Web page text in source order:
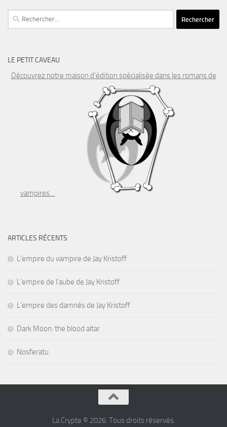
Rechercher :
LE PETIT CAVEAU
Découvrez notre maison d’édition spécialisée dans les romans de
vampires…
ARTICLES RÉCENTS
L’empire du vampire de Jay Kristoff
L’empire de l’aube de Jay Kristoff
L’empire des damnés de Jay Kristoff
Dark Moon: the blood altar
Nosferatu
La Crypte © 2026. Tous droits réservés.